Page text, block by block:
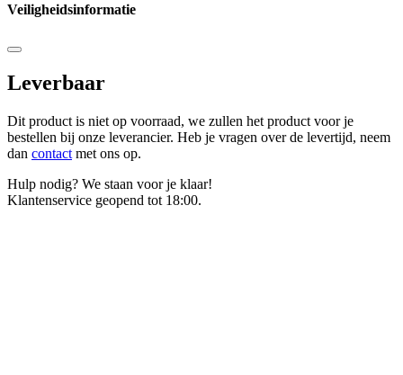
Veiligheidsinformatie
Leverbaar
Dit product is niet op voorraad, we zullen het product voor je
bestellen bij onze leverancier. Heb je vragen over de levertijd, neem
dan contact met ons op.
Hulp nodig? We staan voor je klaar!
Klantenservice geopend tot 18:00.